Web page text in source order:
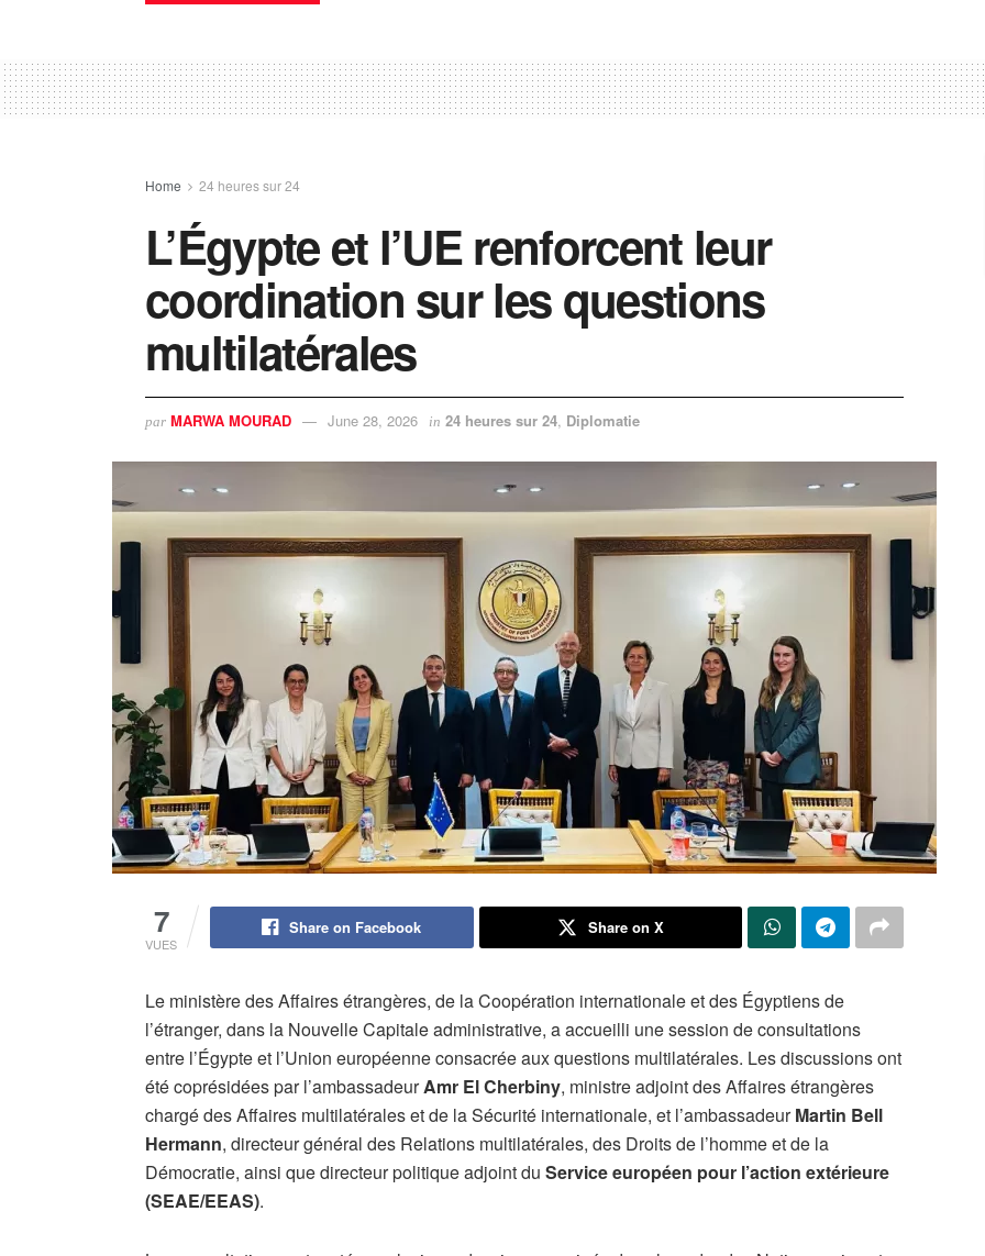
Home 24 heures sur 24
L’Égypte et l’UE renforcent leur
coordination sur les questions
multilatérales
par MARWA MOURAD June 28, 2026 in 24 heures sur 24, Diplomatie
7
VUES
Share on Facebook Share on X
Le ministère des Affaires étrangères, de la Coopération internationale et des Égyptiens de
l’étranger, dans la Nouvelle Capitale administrative, a accueilli une session de consultations
entre l’Égypte et l’Union européenne consacrée aux questions multilatérales. Les discussions ont
été coprésidées par l’ambassadeurAmr El Cherbiny, ministre adjoint des Affaires étrangères
chargé des Affaires multilatérales et de la Sécurité internationale, et l’ambassadeurMartin Bell
Hermann, directeur général des Relations multilatérales, des Droits de l’homme et de la
Démocratie, ainsi que directeur politique adjoint du Service européen pour l’action extérieure
(SEAE/EEAS).